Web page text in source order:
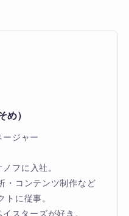
め）
ジャー
フに入社。
・コンテンツ制作など
トに従事。
スターズが好き。